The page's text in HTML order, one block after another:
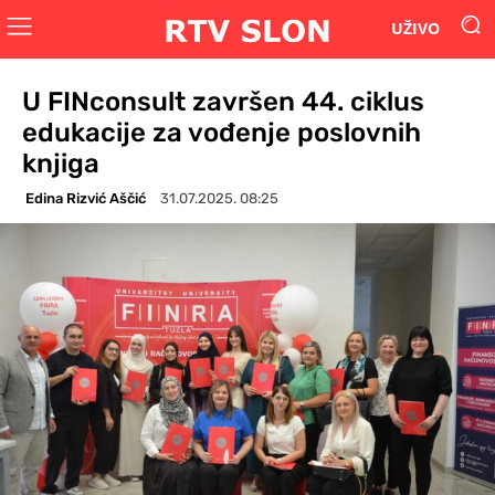
UŽIVO
U FINconsult završen 44. ciklus
edukacije za vođenje poslovnih
knjiga
Edina Rizvić Aščić 31.07.2025. 08:25